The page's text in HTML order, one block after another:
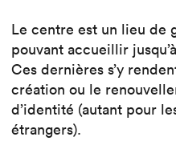
Le centre est un lieu de
pouvant accueillir
Ces dernières s’y
création ou le
d’identité (autant pour
étrangers).